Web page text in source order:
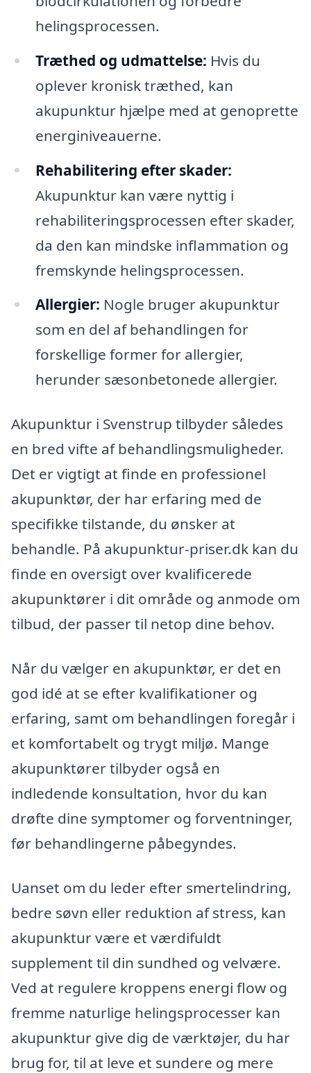
helingsprocessen.
Træthed og udmattelse: Hvis du
oplever kronisk træthed, kan
akupunktur hjælpe med at genoprette
energiniveauerne.
Rehabilitering efter skader:
Akupunktur kan være nyttig i
rehabiliteringsprocessen efter skader,
da den kan mindske inflammation og
fremskynde helingsprocessen.
Allergier: Nogle bruger akupunktur
som en del af behandlingen for
forskellige former for allergier,
herunder sæsonbetonede allergier.
Akupunktur i Svenstrup tilbyder således
en bred vifte af behandlingsmuligheder.
Det er vigtigt at finde en professionel
akupunktør, der har erfaring med de
specifikke tilstande, du ønsker at
behandle. På akupunktur-priser.dk kan du
finde en oversigt over kvalificerede
akupunktører i dit område og anmode om
tilbud, der passer til netop dine behov.
Når du vælger en akupunktør, er det en
god idé at se efter kvalifikationer og
erfaring, samt om behandlingen foregår i
et komfortabelt og trygt miljø. Mange
akupunktører tilbyder også en
indledende konsultation, hvor du kan
drøfte dine symptomer og forventninger,
før behandlingerne påbegyndes.
Uanset om du leder efter smertelindring,
bedre søvn eller reduktion af stress, kan
akupunktur være et værdifuldt
supplement til din sundhed og velvære.
Ved at regulere kroppens energi flow og
fremme naturlige helingsprocesser kan
akupunktur give dig de værktøjer, du har
brug for, til at leve et sundere og mere